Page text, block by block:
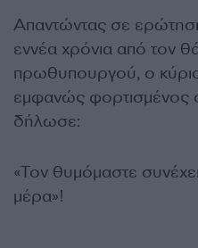
Απαντώντας σε
εννέα χρόνια από τον
πρωθυπουργού, ο
εμφανώς φορτισμένος
δήλωσε:
«Τον θυμόμαστε
μέρα»!